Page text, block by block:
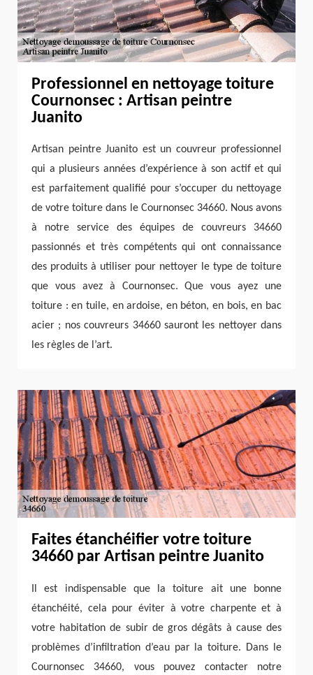
Professionnel en nettoyage toiture
Cournonsec : Artisan peintre
Juanito
Artisan peintre Juanito est un couvreur professionnel
qui a plusieurs années d’expérience à son actif et qui
est parfaitement qualifié pour s’occuper du nettoyage
de votre toiture dans le Cournonsec 34660. Nous avons
à notre service des équipes de couvreurs 34660
passionnés et très compétents qui ont connaissance
des produits à utiliser pour nettoyer le type de toiture
que vous avez à Cournonsec. Que vous ayez une
toiture : en tuile, en ardoise, en béton, en bois, en bac
acier ; nos couvreurs 34660 sauront les nettoyer dans
les règles de l’art.
Faites étanchéifier votre toiture
34660 par Artisan peintre Juanito
Il est indispensable que la toiture ait une bonne
étanchéité, cela pour éviter à votre charpente et à
votre habitation de subir de gros dégâts à cause des
problèmes d’infiltration d’eau par la toiture. Dans le
Cournonsec 34660, vous pouvez contacter notre